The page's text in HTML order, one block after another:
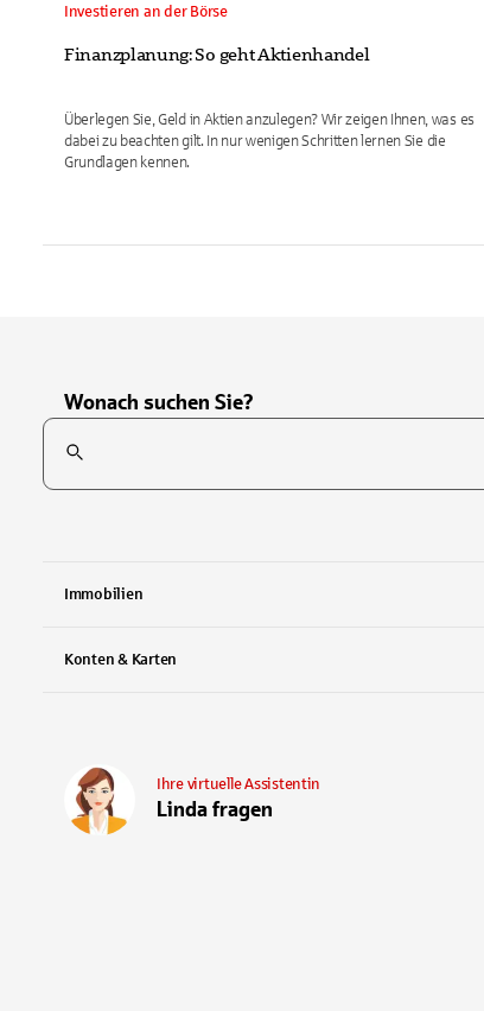
Investieren an der Börse
Finanzplanung: So geht Aktienhandel
Überlegen Sie, Geld in Aktien anzulegen? Wir zeigen Ihnen, was es
dabei zu beachten gilt. In nur wenigen Schritten lernen Sie die
Grundlagen kennen.
Wonach suchen Sie?
Suchfeld
Immobilien
Konten & Karten
Linda fragen
Ihre virtuelle Assistentin